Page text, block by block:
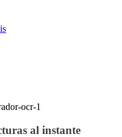
al instante